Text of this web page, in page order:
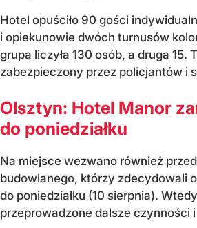
Hotel opuściło 90 gości
i opiekunowie dwóch turnusów
grupa liczyła 130 osób, a druga 15.
zabezpieczony przez policjantów i
Olsztyn: Hotel Manor
do poniedziałku
Na miejsce wezwano również
budowlanego, którzy zdecydowali
do poniedziałku (10 sierpnia).
przeprowadzone dalsze czynności